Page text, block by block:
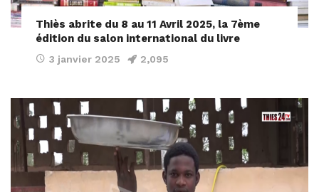
Thiès abrite du 8 au 11 Avril 2025, la 7ème
édition du salon international du livre
3 janvier 2025 2,095